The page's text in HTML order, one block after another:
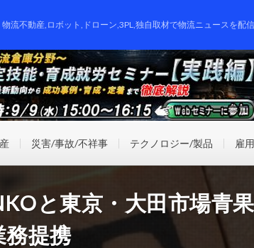
物流不動産,ロボット,ドローン,3PL,独自取材で物流ニュースを配信
災害/事故/不祥事 テクノロジー/製品 雇
と東京・大田市場青
提携